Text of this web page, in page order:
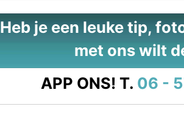
Heb je een leuke tip,
met ons wilt
APP ONS! T. 06 -